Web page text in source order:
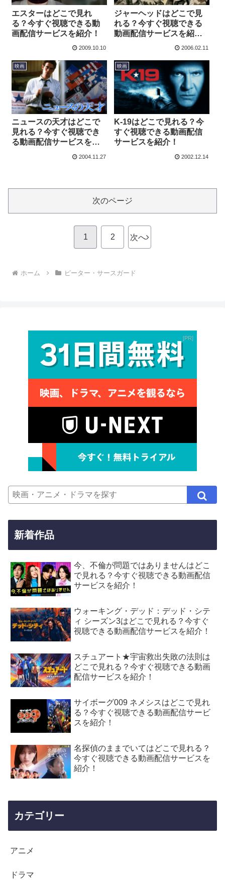
エスターはどこで見れ
る？今すぐ視聴できる動
画配信サービスを紹介！
2009.10.10
ジャーヘッドはどこで見
れる？今すぐ視聴できる
動画配信サービスを紹
2006.02.11
映画
ニュースの天才はどこで
見れる？今すぐ視聴でき
る動画配信サービスを紹
2004.11.27
映画
K-19はどこで見れる？今
すぐ視聴できる動画配信
サービスを紹介！
2002.12.14
次のページ
1 2 次へ
ホーム ピーター・サースガード
PR
新着作品
今、不倫が問題ではありませんはどこ
で見れる？今すぐ視聴できる動画配信
サービスを紹介！
ウォーキング・デッド：デッド・シテ
ィ シーズン3はどこで見れる？今すぐ
視聴できる動画配信サービスを紹介！
スチュアート★宇宙救出失敗の法則は
どこで見れる？今すぐ視聴できる動画
配信サービスを紹介！
サイボーグ009 ネメシスはどこで見れ
る？今すぐ視聴できる動画配信サービ
スを紹介！
名探偵のままでいてはどこで見れる？
今すぐ視聴できる動画配信サービスを
紹介！
カテゴリー
アニメ
ドラマ